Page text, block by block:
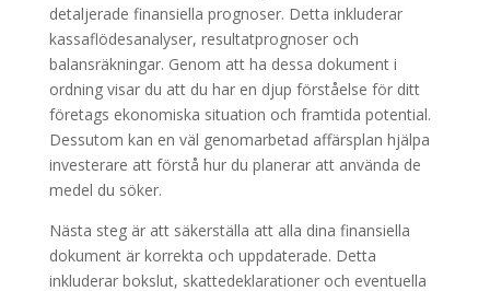
detaljerade finansiella prognoser. Detta inkluderar
kassaflödesanalyser, resultatprognoser och
balansräkningar. Genom att ha dessa dokument i
ordning visar du att du har en djup förståelse för ditt
företags ekonomiska situation och framtida potential.
Dessutom kan en väl genomarbetad affärsplan hjälpa
investerare att förstå hur du planerar att använda de
medel du söker.
Nästa steg är att säkerställa att alla dina finansiella
dokument är korrekta och uppdaterade. Detta
inkluderar bokslut, skattedeklarationer och eventuella